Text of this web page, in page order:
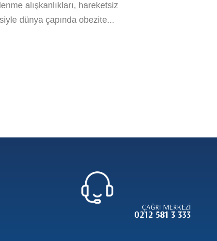
alışkanlıkları, hareketsiz
dünya çapında obezite...
ÇAĞRI MERKEZİ
0212 581 3 333